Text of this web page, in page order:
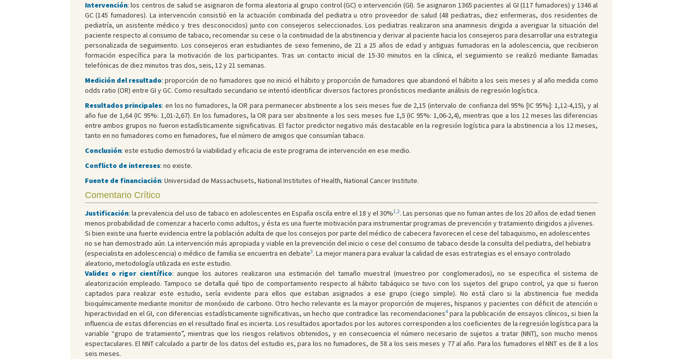
Intervención: los centros de salud se asignaron de forma aleatoria al grupo control (GC) o intervención (GI). Se asignaron 1365 pacientes al GI (117 fumadores) y 1346 al
GC (145 fumadores). La intervención consistió en la actuación combinada del pediatra u otro proveedor de salud (48 pediatras, diez enfermeras, dos residentes de
pediatría, un asistente médico y tres desconocidos) junto con consejeros seleccionados. Los pediatras realizaron una anamnesis dirigida a averiguar la situación del
paciente respecto al consumo de tabaco, recomendar su cese o la continuidad de la abstinencia y derivar al paciente hacia los consejeros para desarrollar una estrategia
personalizada de seguimiento. Los consejeros eran estudiantes de sexo femenino, de 21 a 25 años de edad y antiguas fumadoras en la adolescencia, que recibieron
formación específica para la motivación de los participantes. Tras un contacto inicial de 15-30 minutos en la clínica, el seguimiento se realizó mediante llamadas
telefónicas de diez minutos tras dos, seis, 12 y 21 semanas.
Medición del resultado: proporción de no fumadores que no inició el hábito y proporción de fumadores que abandonó el hábito a los seis meses y al año medida como
odds ratio (OR) entre GI y GC. Como resultado secundario se intentó identificar diversos factores pronósticos mediante análisis de regresión logística.
Resultados principales: en los no fumadores, la OR para permanecer abstinente a los seis meses fue de 2,15 (intervalo de confianza del 95% [IC 95%]: 1,12-4,15), y al
año fue de 1,64 (IC 95%: 1,01-2,67). En los fumadores, la OR para ser abstinente a los seis meses fue 1,5 (IC 95%: 1,06-2,4), mientras que a los 12 meses las diferencias
entre ambos grupos no fueron estadísticamente significativas. El factor predictor negativo más destacable en la regresión logística para la abstinencia a los 12 meses,
tanto en no fumadores como en fumadores, fue el número de amigos que consumían tabaco.
Conclusión: este estudio demostró la viabilidad y eficacia de este programa de intervención en ese medio.
Conflicto de intereses: no existe.
Fuente de financiación: Universidad de Massachusets, National Institutes of Health, National Cancer Institute.
Comentario Crítico
Justificación: la prevalencia del uso de tabaco en adolescentes en España oscila entre el 18 y el 30%1,2. Las personas que no fuman antes de los 20 años de edad tienen
menos probabilidad de comenzar a hacerlo como adultos, y ésta es una fuerte motivación para instrumentar programas de prevención y tratamiento dirigidos a jóvenes.
Si bien existe una fuerte evidencia entre la población adulta de que los consejos por parte del médico de cabecera favorecen el cese del tabaquismo, en adolescentes
no se han demostrado aún. La intervención más apropiada y viable en la prevención del inicio o cese del consumo de tabaco desde la consulta del pediatra, del hebiatra
(especialista en adolescencia) o médico de familia se encuentra en debate3. La mejor manera para evaluar la calidad de esas estrategias es el ensayo controlado
aleatorio, metodología utilizada en este estudio.
Validez o rigor científico: aunque los autores realizaron una estimación del tamaño muestral (muestreo por conglomerados), no se especifica el sistema de
aleatorización empleado. Tampoco se detalla qué tipo de comportamiento respecto al hábito tabáquico se tuvo con los sujetos del grupo control, ya que si fueron
captados para realizar este estudio, sería evidente para ellos que estaban asignados a ese grupo (ciego simple). No está claro si la abstinencia fue medida
bioquímicamente mediante monitor de monóxido de carbono. Otro hecho relevante es la mayor proporción de mujeres, hispanos y pacientes con déficit de atención o
hiperactividad en el GI, con diferencias estadísticamente significativas, un hecho que contradice las recomendaciones4para la publicación de ensayos clínicos, si bien la
influencia de estas diferencias en el resultado final es incierta. Los resultados aportados por los autores corresponden a los coeficientes de la regresión logística para la
variable “grupo de tratamiento”, mientras que los riesgos relativos obtenidos, y en consecuencia el número necesario de sujetos a tratar (NNT), son mucho menos
espectaculares. El NNT calculado a partir de los datos del estudio es, para los no fumadores, de 58 a los seis meses y 77 al año. Para los fumadores el NNT es de 8 a los
seis meses.